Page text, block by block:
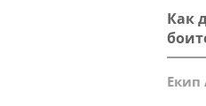
Как
Екип